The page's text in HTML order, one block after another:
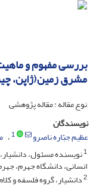
بررسی مفهوم و
مشرق زمین(ژاپن،
نوع مقاله : مقاله پژوهشی
نویسندگان
عظیم جبّاره ناصرو
1
1نویسنده مسئول،
انسانی، دانشگاه جهرم،
2دانشیار، گروه فلسفه و